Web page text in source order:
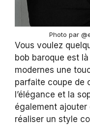
Photo par
Vous voulez
bob baroque est
modernes une
parfaite coupe de
l’élégance et la
également
réaliser un style